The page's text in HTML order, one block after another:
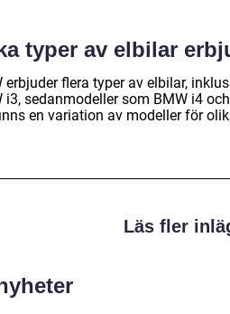
typer av elbilar
erbjuder flera typer av elbilar,
i3, sedanmodeller som BMW i4
en variation av modeller för
Läs fler